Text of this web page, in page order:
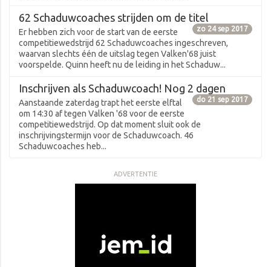
62 Schaduwcoaches strijden om de titel
zo 24 sep 2017
Er hebben zich voor de start van de eerste
competitiewedstrijd 62 Schaduwcoaches ingeschreven,
waarvan slechts één de uitslag tegen Valken'68 juist
voorspelde. Quinn heeft nu de leiding in het Schaduw...
Inschrijven als Schaduwcoach! Nog 2 dagen
do 21 sep 2017
Aanstaande zaterdag trapt het eerste elftal
om 14:30 af tegen Valken '68 voor de eerste
competitiewedstrijd. Op dat moment sluit ook de
inschrijvingstermijn voor de Schaduwcoach. 46
Schaduwcoaches heb...
ADVERTENTIE